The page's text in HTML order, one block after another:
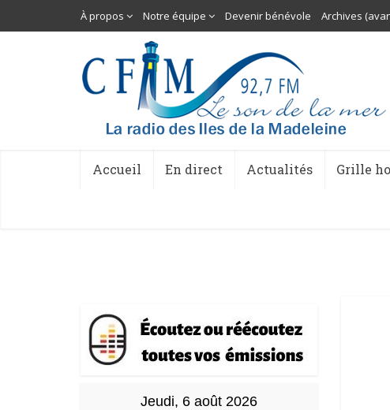
À propos Notre équipe Devenir bénévole Archives
Accueil En direct Actualités Grille
Jeudi, 6 août 2026